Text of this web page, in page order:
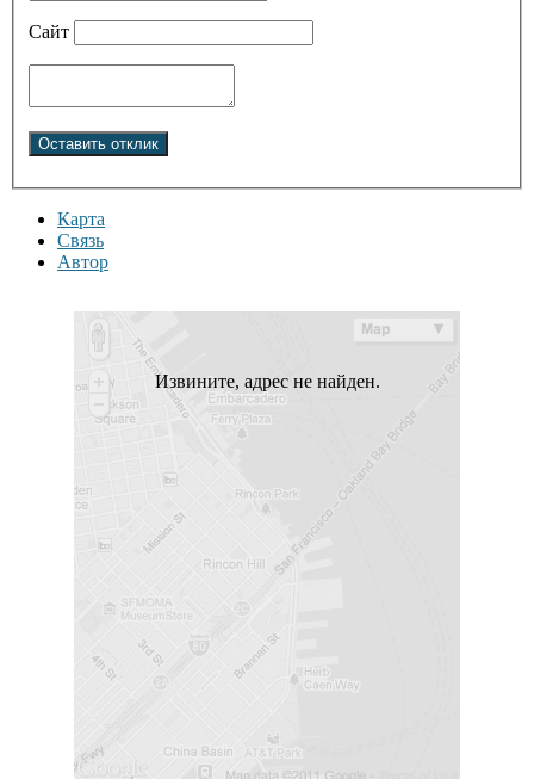
Сайт
Карта
Связь
Автор
Извините, адрес не найден.